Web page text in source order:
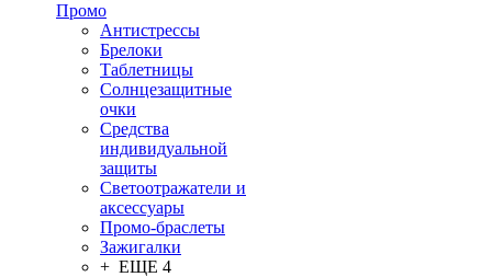
Промо
Антистрессы
Брелоки
Таблетницы
Солнцезащитные
очки
Средства
индивидуальной
защиты
Светоотражатели и
аксессуары
Промо-браслеты
Зажигалки
+ ЕЩЕ 4